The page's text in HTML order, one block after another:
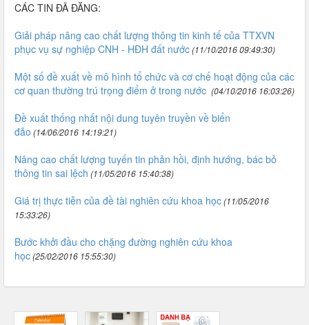
CÁC TIN ĐÃ ĐĂNG:
Giải pháp nâng cao chất lượng thông tin kinh tế của TTXVN
phục vụ sự nghiệp CNH - HĐH đất nước(11/10/2016 09:49:30)
Một số đề xuất về mô hình tổ chức và cơ chế hoạt động của các
cơ quan thường trú trọng điểm ở trong nước (04/10/2016 16:03:26)
Đề xuất thống nhất nội dung tuyên truyền về biển
đảo (14/06/2016 14:19:21)
Nâng cao chất lượng tuyến tin phản hồi, định hướng, bác bỏ
thông tin sai lệch (11/05/2016 15:40:38)
Giá trị thực tiễn của đề tài nghiên cứu khoa học(11/05/2016
15:33:26)
Bước khởi đầu cho chặng đường nghiên cứu khoa
học(25/02/2016 15:55:30)